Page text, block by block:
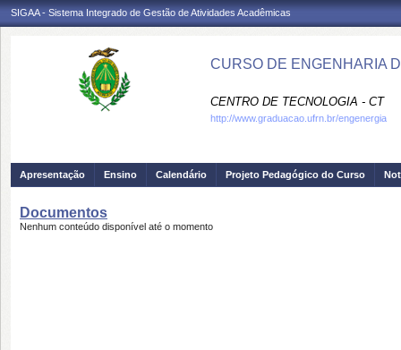
SIGAA - Sistema Integrado de Gestão de Atividades Acadêmicas
CURSO DE ENGENHARIA
CENTRO DE TECNOLOGIA - CT
http://www.graduacao.ufrn.br/engenergia
Apresentação Ensino Calendário Projeto Pedagógico do Curso
Documentos
Nenhum conteúdo disponível até o momento